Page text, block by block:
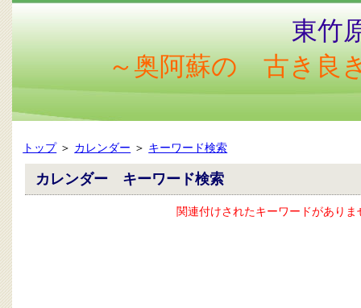
東竹
～奥阿蘇の 古き良
トップ＞ カレンダー ＞ キーワード検索
カレンダー キーワード検索
関連付けされたキーワードがありま